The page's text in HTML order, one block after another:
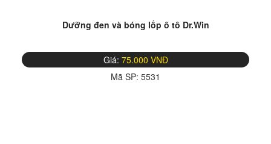
Dưỡng đen và bóng lốp ô tô Dr.Win
Giá: 75.000 VNĐ
Mã SP: 5531